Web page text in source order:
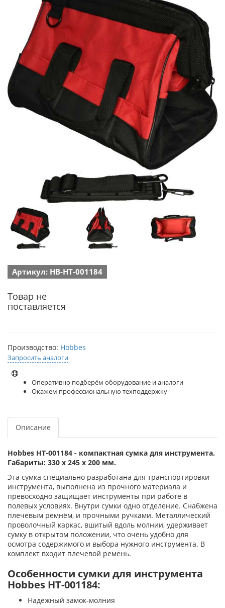
Артикул: HB-HT-001184
Товар не
поставляется
Производство: Hobbes
Запросить аналоги
Оперативно подберём оборудование и аналоги
Окажем профессиональную техподдержку
Описание
Hobbes HT-001184 - компактная сумка для инструмента.
Габариты: 330 х 245 х 200 мм.
Эта сумка специально разработана для транспортировки
инструмента, выполнена из прочного материала и
превосходно защищает инструменты при работе в
полевых условиях. Внутри сумки одно отделение. Снабжена
плечевым ремнём, и прочными ручками. Металлический
проволочный каркас, вшитый вдоль молнии, удерживает
сумку в открытом положении, что очень удобно для
осмотра содержимого и выбора нужного инструмента. В
комплект входит плечевой ремень.
Особенности сумки для инструмента
Hobbes HT-001184:
Надежный замок-молния